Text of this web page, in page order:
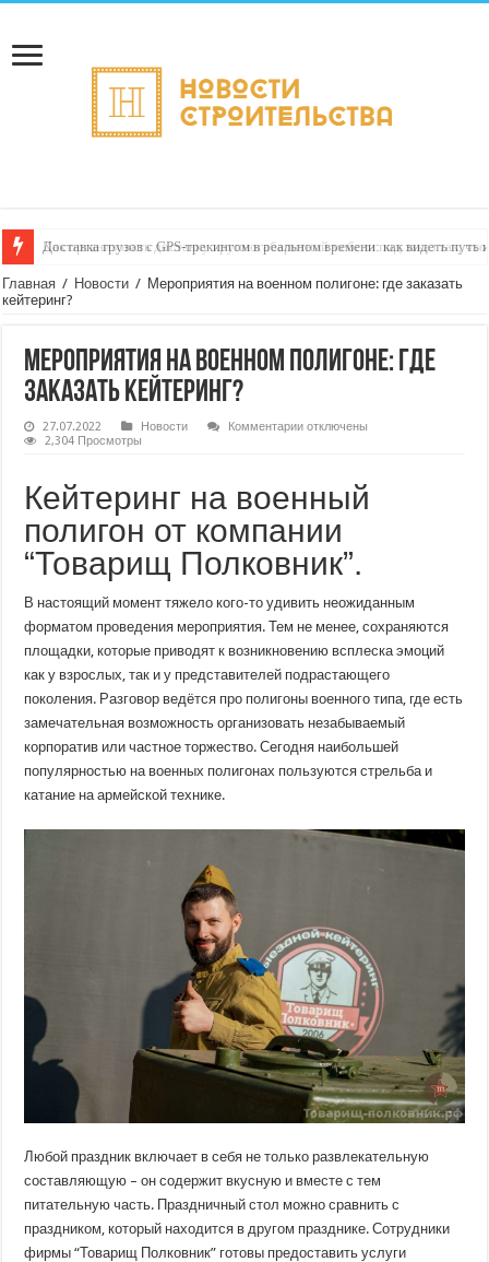
Доставка грузов с GPS‑трекингом в реальном времени: как видеть путь
Главная / Новости / Мероприятия на военном полигоне: где заказать
кейтеринг?
Мероприятия на военном полигоне: где
заказать кейтеринг?
27.07.2022 Новости Комментариик
полигоне:
где
заказать
кейтеринг?
отключены
2,304 Просмотры
Кейтеринг на военный
полигон от компании
“Товарищ Полковник”.
В настоящий момент тяжело кого-то удивить неожиданным
форматом проведения мероприятия. Тем не менее, сохраняются
площадки, которые приводят к возникновению всплеска эмоций
как у взрослых, так и у представителей подрастающего
поколения. Разговор ведётся про полигоны военного типа, где есть
замечательная возможность организовать незабываемый
корпоратив или частное торжество. Сегодня наибольшей
популярностью на военных полигонах пользуются стрельба и
катание на армейской технике.
Любой праздник включает в себя не только развлекательную
составляющую – он содержит вкусную и вместе с тем
питательную часть. Праздничный стол можно сравнить с
праздником, который находится в другом празднике. Сотрудники
фирмы “Товарищ Полковник” готовы предоставить услуги